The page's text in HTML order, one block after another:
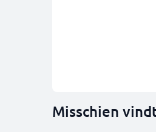
Misschien